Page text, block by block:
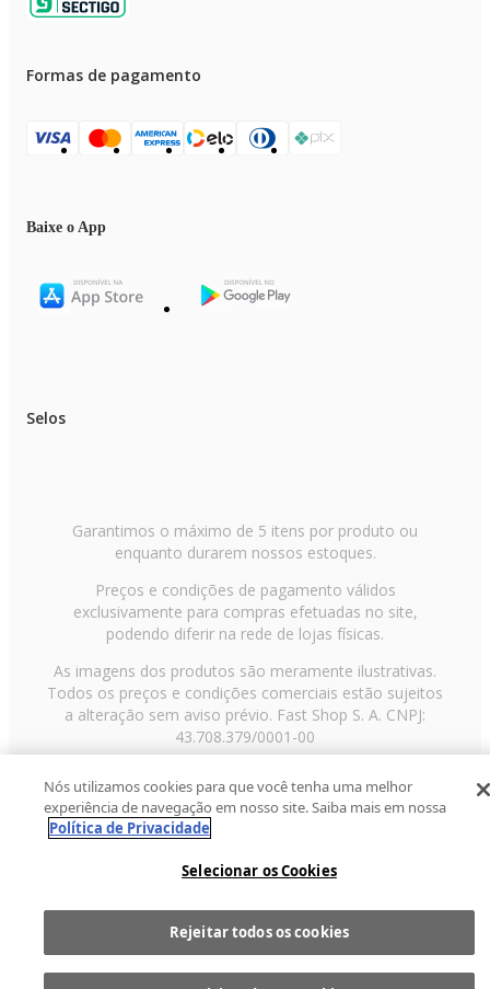
Formas de pagamento
Baixe o App
Selos
Garantimos o máximo de 5 itens por produto ou
enquanto durarem nossos estoques.
Preços e condições de pagamento válidos
exclusivamente para compras efetuadas no site,
podendo diferir na rede de lojas físicas.
As imagens dos produtos são meramente ilustrativas.
Todos os preços e condições comerciais estão sujeitos
a alteração sem aviso prévio. Fast Shop S. A. CNPJ:
43.708.379/0001-00
Paulo/SP, CEP 02029-001, Telefone: 11 3003-3728 ©
2013 Fast Shop - Todos os direitos reservadosRF
Nós utilizamos cookies para que você tenha uma melhor
experiência de navegação em nosso site. Saiba mais em nossa
Política de Privacidade
Selecionar os Cookies
Rejeitar todos os cookies